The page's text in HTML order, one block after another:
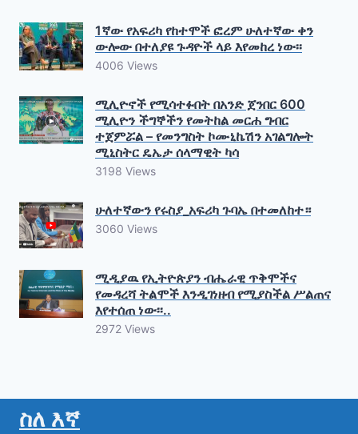
1ኛው የአፍሪካ የከተሞች ፎረም ሁለተኛው ቀን
ውሎው በተለያዩ ጉዳዮች ላይ እየመከረ ነው፡፡
4006 Views
ሚሊዮኖች የሚሳተፉበት በአንድ ጀንበር 600
ሚሊዮን ችግኞችን የመትከል መርሐ ግብር
ተጀምሯል – የመንግስት ኮሙኒኬሽን አገልግሎት
ሚኒስትር ዴኤታ ሰላማዊት ካሳ
3198 Views
ሁለተኛውን የሩስያ_አፍሪካ ጉባኤ በተመለከተ።
3060 Views
ሚዲያዉ የኢትዮጵያን ብሔራዊ ጥቅሞችና
የመዳረሻ ትልሞች እንዲገነዘብ የሚያስችል ሥልጠና
እየተሰጠ ነው፡፡..
2972 Views
ስለ እኛ